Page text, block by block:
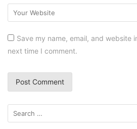
Save my name, email, and website
next time I comment.